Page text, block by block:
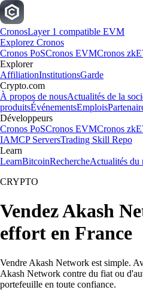
CronosLayer 1 compatible EVM
Explorez Cronos
Cronos PoSCronos EVMCronos
Explorer
AffiliationInstitutionsGarde
Crypto.com
À propos de nousActualités de la
produitsÉvénementsEmplois
Développeurs
Cronos PoSCronos EVMCronos
IAMCP ServersTrading Skill Repo
Learn
LearnBitcoinRechercheActualités du
CRYPTO
Vendez Akash
effort en France
Vendre Akash Network est simple.
Akash Network contre du fiat ou
portefeuille en toute confiance.